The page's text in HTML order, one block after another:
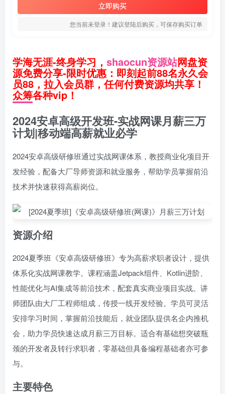
立即购买
您当前未登录！建议登陆后购买，可保存购买订单
学海无涯-终身学习， shaocun资源站网盘资
源免费分享-限时优惠：即刻起前88名永久会
员88，拉入会员群，任何付费资源均共享！
众筹各种vip！
2024安卓高级开发班-实战网课月薪三万
计划|移动端高薪就业必学
2024安卓高级研修班通过实战网课体系，教授商业化项目开
发经验，配备大厂导师资源和就业服务，帮助学员掌握前沿
技术并快速获得高薪岗位。
资源介绍
2024夏季班《安卓高级研修班》专为高薪求职者设计，提供
体系化实战网课教学。课程涵盖Jetpack组件、Kotlin进阶、
性能优化与AI集成等前沿技术，配套真实商业项目实战。讲
师团队由大厂工程师组成，传授一线开发经验。学员可灵活
安排学习时间，掌握前沿技能后，就业团队提供名企内推机
会，助力学员快速达成月薪三万目标。适合有基础想突破瓶
颈的开发者及转行求职者，零基础但具备编程基础者亦可参
与。
主要特色